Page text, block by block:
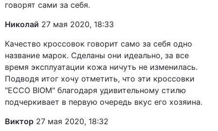
говорят сами за себя.
Николай 27 мая 2020, 18:33
Качество кроссовок говорит само за себя одно
название марок. Сделаны они идеально, за все
время эксплуатации кожа ничуть не изменилась.
Подводя итог хочу отметить, что эти кроссовки
"ECCO BIOM" благодаря удивительному стилю
подчеркивает в первую очередь вкус его хозяина.
Виктор 27 мая 2020, 18:32